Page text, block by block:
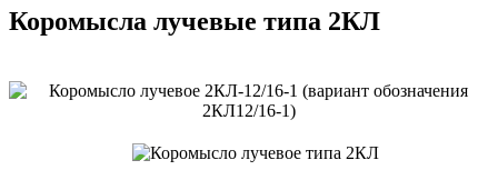
Коромысла лучевые типа 2КЛ